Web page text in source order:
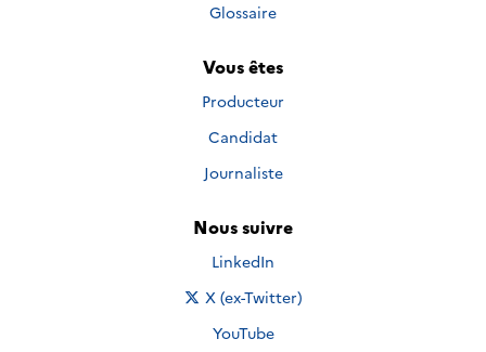
Glossaire
Vous êtes
Producteur
Candidat
Journaliste
Nous suivre
Nous suivre sur
LinkedIn
Nous suivre sur
X (ex-Twitter)
Nous suivre sur
YouTube